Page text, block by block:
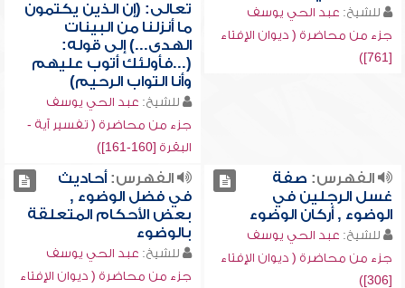
للشيخ: عبد الحي يوسف
جزء من محاضرة ( ديوان الإفتاء
[761])
تعالى: (إن الذين يكتمون
ما أنزلنا من البينات
الهدى...) إلى قوله:
(...فأولئك أتوب عليهم
وأنا التواب الرحيم)
للشيخ: عبد الحي يوسف
جزء من محاضرة ( تفسير آية -
البقرة [160-161])
الفهرس: صفة
غسل الرجلين في
الوضوء , أركان الوضوء
للشيخ: عبد الحي يوسف
جزء من محاضرة ( ديوان الإفتاء
[306])
الفهرس:أحاديث
في فضل الوضوء ,
بعض الأحكام المتعلقة
بالوضوء
للشيخ: عبد الحي يوسف
جزء من محاضرة ( ديوان الإفتاء